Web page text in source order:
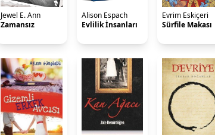
Jewel E. Ann
Zamansız
Alison Espach
Evlilik İnsanları
Evrim Eskiçeri
Sürfile Makası